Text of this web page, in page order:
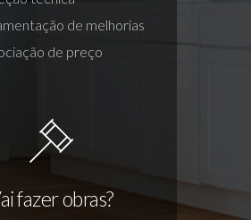
de melhorias
de preço
fazer obras?